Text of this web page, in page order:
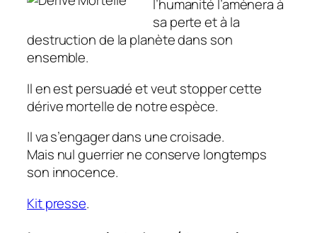
l’humanité l’amènera à
sa perte et à la
destruction de la planète dans son
ensemble.
Il en est persuadé et veut stopper cette
dérive mortelle de notre espèce.
Il va s’engager dans une croisade.
Mais nul guerrier ne conserve longtemps
son innocence.
Kit presse.